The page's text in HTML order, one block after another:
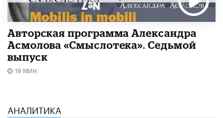
Авторская программа Александра
Асмолова «Смыслотека». Седьмой
выпуск
19 МИН.
АНАЛИТИКА